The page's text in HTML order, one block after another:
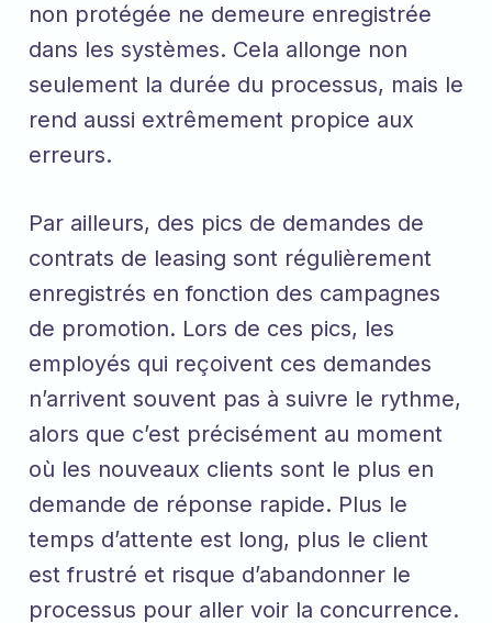
non protégée ne demeure enregistrée
dans les systèmes. Cela allonge non
seulement la durée du processus, mais le
rend aussi extrêmement propice aux
erreurs.
Par ailleurs, des pics de demandes de
contrats de leasing sont régulièrement
enregistrés en fonction des campagnes
de promotion. Lors de ces pics, les
employés qui reçoivent ces demandes
n’arrivent souvent pas à suivre le rythme,
alors que c’est précisément au moment
où les nouveaux clients sont le plus en
demande de réponse rapide. Plus le
temps d’attente est long, plus le client
est frustré et risque d’abandonner le
processus pour aller voir la concurrence.